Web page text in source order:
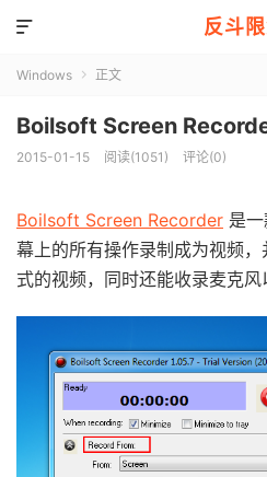
反斗

Windows  正文
Boilsoft Screen
2015-01-15 阅读(1051) 评论(0)
Boilsoft Screen Recorder 是
幕上的所有操作录制成为视频
式的视频，同时还能收录麦克风